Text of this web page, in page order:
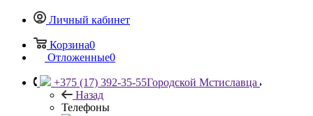
Личный кабинет
Корзина0
Отложенные0
+375 (17) 392-35-55Городской Мстиславца
Назад
Телефоны